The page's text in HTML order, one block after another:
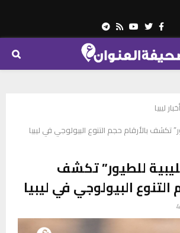
Facebook
Twitter
Youtube
Rss
Telegram
أخبار ليبيا
تكشف بالأرقام حجم التنوع البيولوجي في ليبيا
للطيور” تكشف
التنوع البيولوجي في ليبيا